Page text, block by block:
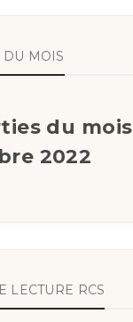
MOIS
du mois
2022
LECTURE RCS